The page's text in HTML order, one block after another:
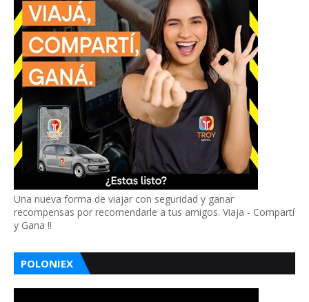
Una nueva forma de viajar con seguridad y ganar
recompensas por recomendarle a tus amigos. Viaja - Compartí
y Gana !!
POLONIEX